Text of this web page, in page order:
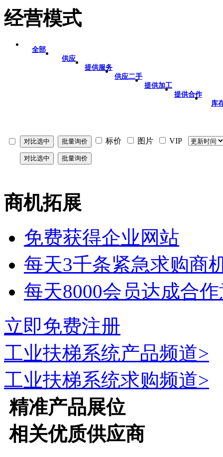
经营模式
全部
供应
提供服务
供应二手
提供加工
提供合作
库
标价 图片 VIP
商机拓展
免费获得企业网站
每天3千条紧急求购商
每天8000会员达成合
立即免费注册
工业扶梯系统产品频道>
工业扶梯系统求购频道>
精准产品展位
相关优质供应商